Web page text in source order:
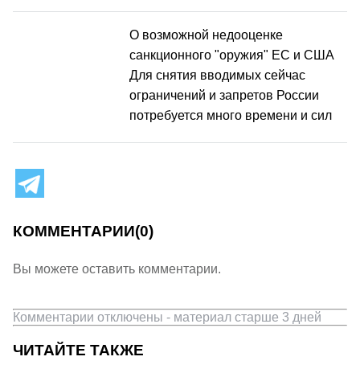
О возможной недооценке
санкционного "оружия" ЕС и США
Для снятия вводимых сейчас
ограничений и запретов России
потребуется много времени и сил
КОММЕНТАРИИ(0)
Вы можете оставить комментарии.
Комментарии отключены - материал старше 3 дней
ЧИТАЙТЕ ТАКЖЕ